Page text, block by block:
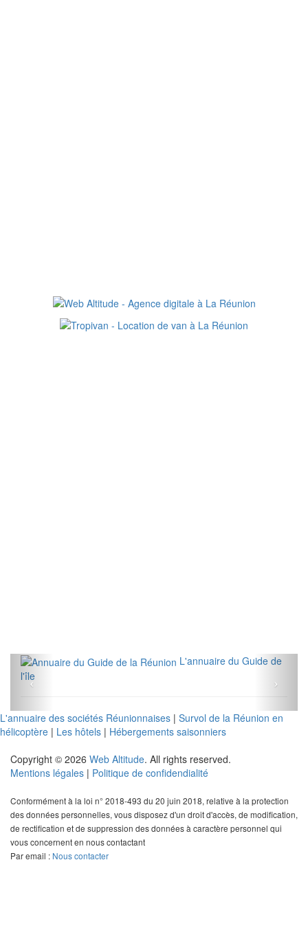
L'annuaire du Guide de
l'île
L'annuaire des sociétés Réunionnaises | Survol de la Réunion en
hélicoptère | Les hôtels | Hébergements saisonniers
Copyright © 2026 Web Altitude. All rights reserved.
Mentions légales | Politique de confidendialité
Conformément à la loi n° 2018-493 du 20 juin 2018, relative à la protection
des données personnelles, vous disposez d'un droit d'accès, de modification,
de rectification et de suppression des données à caractère personnel qui
vous concernent en nous contactant
Par email : Nous contacter